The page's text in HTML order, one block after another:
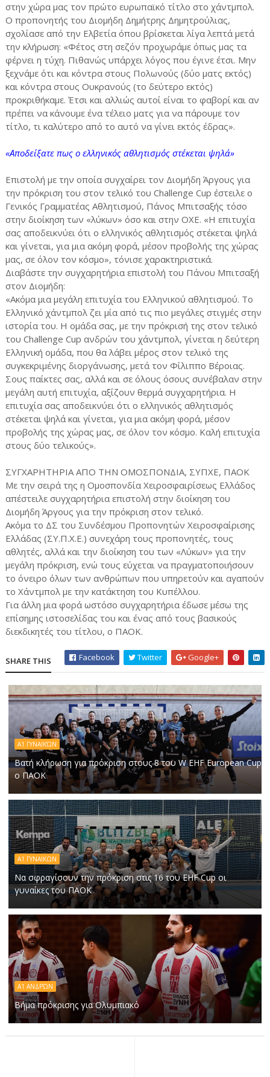
στην χώρα μας τον πρώτο ευρωπαϊκό τίτλο στο χάντμπολ.
Ο προπονητής του Διομήδη Δημήτρης Δημητρούλιας,
σχολίασε από την Ελβετία όπου βρίσκεται λίγα λεπτά μετά
την κλήρωση: «Φέτος στη σεζόν προχωράμε όπως μας τα
φέρνει η τύχη. Πιθανώς υπάρχει λόγος που έγινε έτσι. Μην
ξεχνάμε ότι και κόντρα στους Πολωνούς (δύο ματς εκτός)
και κόντρα στους Ουκρανούς (το δεύτερο εκτός)
προκριθήκαμε. Έτσι και αλλιώς αυτοί είναι το φαβορί και αν
πρέπει να κάνουμε ένα τέλειο ματς για να πάρουμε τον
τίτλο, τι καλύτερο από το αυτό να γίνει εκτός έδρας».
«Αποδείξατε πως ο ελληνικός αθλητισμός στέκεται ψηλά»
Επιστολή με την οποία συγχαίρει τον Διομήδη Άργους για
την πρόκριση του στον τελικό του Challenge Cup έστειλε ο
Γενικός Γραμματέας Αθλητισμού, Πάνος Μπιτσαξής τόσο
στην διοίκηση των «λύκων» όσο και στην ΟΧΕ. «Η επιτυχία
σας αποδεικνύει ότι ο ελληνικός αθλητισμός στέκεται ψηλά
και γίνεται, για μια ακόμη φορά, μέσον προβολής της χώρας
μας, σε όλον τον κόσμο», τόνισε χαρακτηριστικά.
Διαβάστε την συγχαρητήρια επιστολή του Πάνου Μπιτσαξή
στον Διομήδη:
«Ακόμα μια μεγάλη επιτυχία του Ελληνικού αθλητισμού. Το
Ελληνικό χάντμπολ ζει μία από τις πιο μεγάλες στιγμές στην
ιστορία του. Η ομάδα σας, με την πρόκρισή της στον τελικό
του Challenge Cup ανδρών του χάντμπολ, γίνεται η δεύτερη
Ελληνική ομάδα, που θα λάβει μέρος στον τελικό της
συγκεκριμένης διοργάνωσης, μετά τον Φίλιππο Βέροιας.
Σους παίκτες σας, αλλά και σε όλους όσους συνέβαλαν στην
μεγάλη αυτή επιτυχία, αξίζουν θερμά συγχαρητήρια. Η
επιτυχία σας αποδεικνύει ότι ο ελληνικός αθλητισμός
στέκεται ψηλά και γίνεται, για μια ακόμη φορά, μέσον
προβολής της χώρας μας, σε όλον τον κόσμο. Καλή επιτυχία
στους δύο τελικούς».
ΣΥΓΧΑΡΗΤΗΡΙΑ ΑΠΟ ΤΗΝ ΟΜΟΣΠΟΝΔΙΑ, ΣΥΠΧΕ, ΠΑΟΚ
Με την σειρά της η Ομοσπονδία Χειροσφαιρίσεως Ελλάδος
απέστειλε συγχαρητήρια επιστολή στην διοίκηση του
Διομήδη Άργους για την πρόκριση στον τελικό.
Ακόμα το ΔΣ του Συνδέσμου Προπονητών Χειροσφαίρισης
Ελλάδας (ΣΥ.Π.Χ.Ε.) συνεχάρη τους προπονητές, τους
αθλητές, αλλά και την διοίκηση του των «Λύκων» για την
μεγάλη πρόκριση, ενώ τους εύχεται να πραγματοποιήσουν
το όνειρο όλων των ανθρώπων που υπηρετούν και αγαπούν
το Χάντμπολ με την κατάκτηση του Κυπέλλου.
Για άλλη μια φορά ωστόσο συγχαρητήρια έδωσε μέσω της
επίσημης ιστοσελίδας του και ένας από τους βασικούς
διεκδικητές του τίτλου, ο ΠΑΟΚ.
SHARE THIS Facebook Twitter Google+
Α1 ΓΥΝΑΙΚΏΝ
Βατή κλήρωση για πρόκριση στους 8 του W EHF European Cup
ο ΠΑΟΚ
Α1 ΓΥΝΑΙΚΩΝ
Να σφραγίσουν την πρόκριση στις 16 του EHF Cup οι
γυναίκες του ΠΑΟΚ
Α1 ΑΝΔΡΏΝ
Βήμα πρόκρισης για Ολυμπιακό